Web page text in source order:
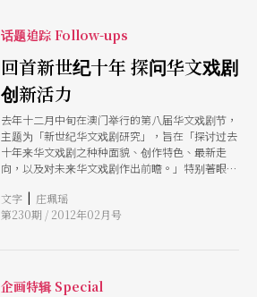
话题追踪 Follow-ups
回首新世纪十年 探问华文戏剧
创新活力
去年十二月中旬在澳门举行的第八届华文戏剧节，
主题为「新世纪华文戏剧研究」，旨在「探讨过去
十年来华文戏剧之种种面貌、创作特色、最新走
向，以及对未来华文戏剧作出前瞻。」特别著眼于
出希望是十年内的戏码，在学术论文方面，也期许
与会者提出对过往十年各地戏剧现象的观察分析。
文字 | 庄珮瑶
第230期 / 2012年02月号
企画特辑 Special